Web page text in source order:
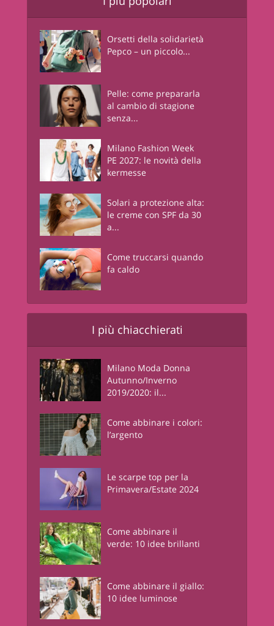
Orsetti della solidarietà
Pepco – un piccolo...
Pelle: come prepararla
al cambio di stagione
senza...
Milano Fashion Week
PE 2027: le novità della
kermesse
Solari a protezione alta:
le creme con SPF da 30
a...
Come truccarsi quando
fa caldo
I più chiacchierati
Milano Moda Donna
Autunno/Inverno
2019/2020: il...
Come abbinare i colori:
l’argento
Le scarpe top per la
Primavera/Estate 2024
Come abbinare il
verde: 10 idee brillanti
Come abbinare il giallo:
10 idee luminose